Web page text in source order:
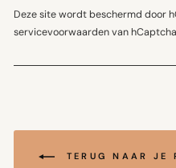
Deze site wordt beschermd door
servicevoorwaardenvan
TERUG NAAR JE